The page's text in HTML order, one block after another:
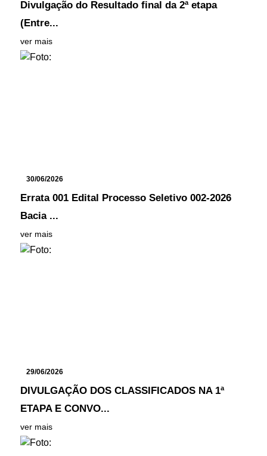
Divulgação do Resultado final da 2ª etapa
(Entre...
ver mais
30/06/2026
Errata 001 Edital Processo Seletivo 002-2026
Bacia ...
ver mais
29/06/2026
DIVULGAÇÃO DOS CLASSIFICADOS NA 1ª
ETAPA E CONVO...
ver mais